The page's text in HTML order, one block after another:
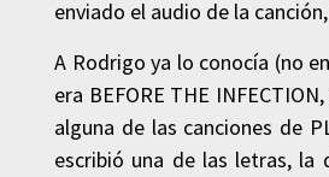
enviado el audio de la
A Rodrigo ya lo conocía (no
era BEFORE THE
alguna de las canciones de
escribió una de las letras, la